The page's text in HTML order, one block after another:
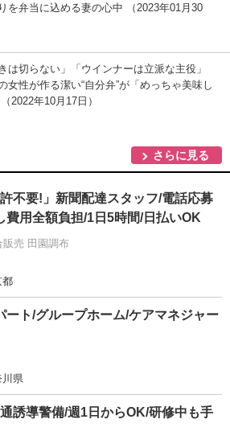
を弁当に込める妻の心中 （2023年01月30
は切らない」「ウインナーは立派な主役」
女性が作る潔い“自分弁”が「めっちゃ美味し
2022年10月17日）
さらに見る
不要!」新聞配達スタッフ/電話応募
費用全額負担/1日5時間/日払いOK
売 田園調布
都
ート/グループホーム/ケアマネジャー
県
誘導警備/週1日からOK/研修中も手